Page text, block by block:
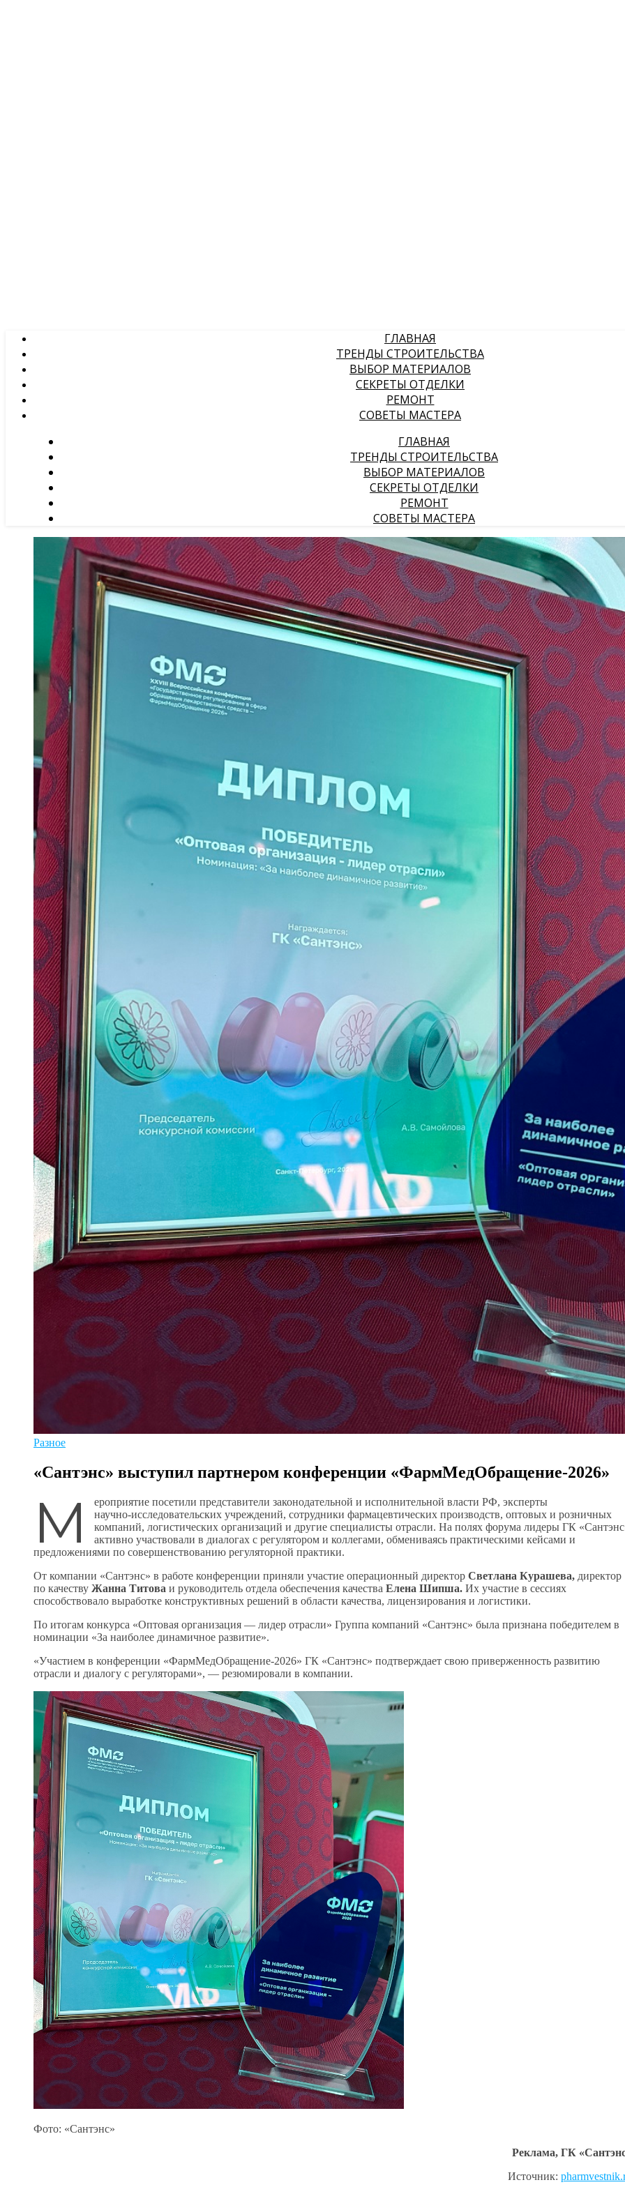
ГЛАВНАЯ
ТРЕНДЫ СТРОИТЕЛЬСТВА
ВЫБОР МАТЕРИАЛОВ
СЕКРЕТЫ ОТДЕЛКИ
РЕМОНТ
СОВЕТЫ МАСТЕРА
ГЛАВНАЯ
ТРЕНДЫ СТРОИТЕЛЬСТВА
ВЫБОР МАТЕРИАЛОВ
СЕКРЕТЫ ОТДЕЛКИ
РЕМОНТ
СОВЕТЫ МАСТЕРА
Разное
«Сантэнс» выступил партнером конференции «ФармМедОбращение-2026»
М
ероприятие посетили представители законодательной и исполнительной власти РФ, эксперты
научно‑исследовательских учреждений, сотрудники фармацевтических производств, оптовых и розничных
компаний, логистических организаций и другие специалисты отрасли. На полях форума лидеры ГК
активно участвовали в диалогах с регулятором и коллегами, обмениваясь практическими кейсами и
предложениями по совершенствованию регуляторной практики.
От компании «Сантэнс» в работе конференции приняли участие операционный директор Светлана Курашева, директор
по качеству Жанна Титова и руководитель отдела обеспечения качества Елена Шипша. Их участие в сессиях
способствовало выработке конструктивных решений в области качества, лицензирования и логистики.
По итогам конкурса «Оптовая организация — лидер отрасли» Группа компаний «Сантэнс» была признана победителем в
номинации «За наиболее динамичное развитие».
«Участием в конференции «ФармМедОбращение-2026» ГК «Сантэнс» подтверждает свою приверженность развитию
отрасли и диалогу с регуляторами», — резюмировали в компании.
Фото: «Сантэнс»
Реклама, ГК
Источник: